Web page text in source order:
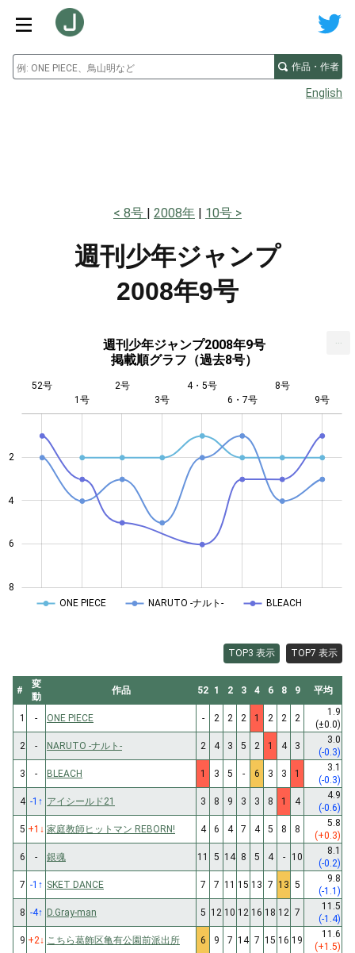
作品・作者
English
8号 2008年 10号
週刊少年ジャンプ
2008年9号
週刊少年ジャンプ2008年9号
掲載順グラフ（過去8号）
4
2
4
6
8
52号
1号
2号
3号
4・5号
6・7号
8号
9号
ONE PIECE NARUTO -ナルト- BLEACH
TOP3 表示 TOP7 表示
#
変
動
作品 52 1 2 3 4 6 8 9 平均
1 - ONE PIECE - 2 2 2 1 2 2 2
1.9
(±0.0)
2
- NARUTO -ナルト- 2 4 3 5 2 1 4 3
3.0
(-0.3)
3
- BLEACH 1 3 5 - 6 3 3 1
3.1
(-0.3)
4 -1 ↑ アイシールド21 3 8 9 3 3 8 1 4
4.9
(-0.6)
5 +1 ↓ 家庭教師ヒットマン REBORN! 4 6 4 7 4 5 8 8
5.8
(+0.3)
6
- 銀魂 11 5 14 8 5 4 - 10
8.1
(-0.2)
7 -1 ↑ SKET DANCE 7 7 11 15 13 7 13 5
9.8
(-1.1)
8 -4↑ D.Gray-man 5 12 10 12 16 18 12 7
11.5
(-1.4)
9 +2↓ こちら葛飾区亀有公園前派出所 6 9 7 14 7 15 16 19
11.6
(+1.5)